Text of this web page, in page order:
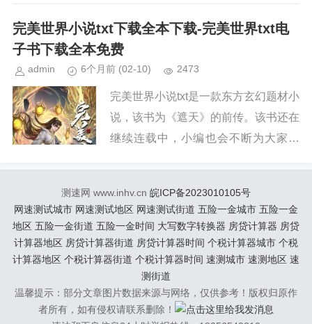
续关注本站，新章节出来，小编会第一
时间更新。小说简介《完美世界...
完美世界小说txt下载全本下载-完美世界txt电
子书下载全本免费
admin 6个月前 (02-10) 2473
完美世界小说txt是一款东方玄幻题材小
说，该书为《遮天》的前传。该书还在
继续连载中，小编也会不断为大家更
时间更新。小说简介《完美世界...
测速网 www.inhv.cn 皖ICP备2023010105号
网速测试城市 网速测试地区 网速测试街道 五险一金城市 五险一金
地区 五险一金街道 五险一金时间 大写数字转换器 房贷计算器 房贷
计算器地区 房贷计算器街道 房贷计算器时间 个税计算器城市 个税
计算器地区 个税计算器街道 个税计算器时间 速测城市 速测地区 速
测街道
温馨提示：部分文章图片数据来源与网络，仅供参考！版权归原作
者所有，如有侵权请联系删除！